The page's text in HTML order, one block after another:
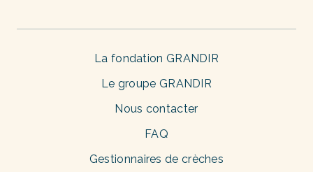
La fondation GRANDIR
Le groupe GRANDIR
Nous contacter
FAQ
Gestionnaires de crèches